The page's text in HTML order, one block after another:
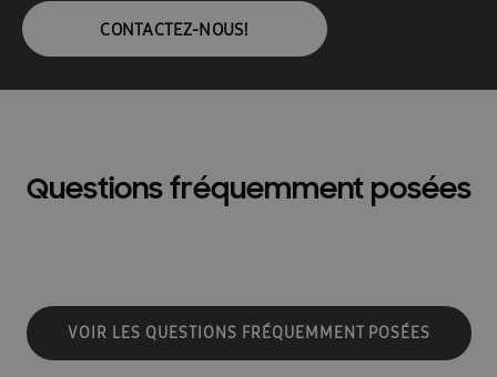
CONTACTEZ-NOUS!
Questions fréquemment posées
VOIR LES QUESTIONS FRÉQUEMMENT POSÉES